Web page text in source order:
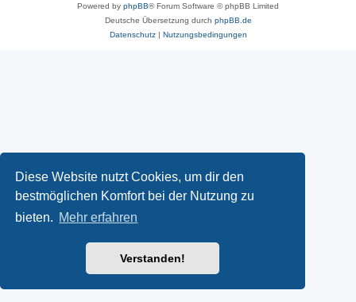
Diese Website nutzt Cookies, um dir den
bestmöglichen Komfort bei der Nutzung zu
bieten. Mehr erfahren
Verstanden!
Powered by phpBB® Forum Software © phpBB Limited
Deutsche Übersetzung durch phpBB.de
Datenschutz| Nutzungsbedingungen